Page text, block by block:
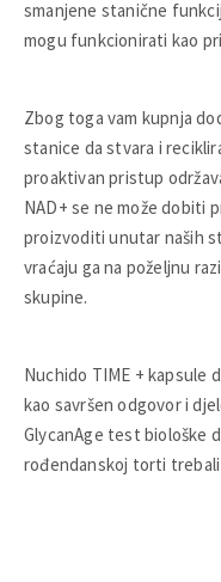
smanjene stanične
mogu funkcionirati kao
Zbog toga vam kupnja
stanice da stvara i
proaktivan pristup
NAD+ se ne može dobiti
proizvoditi unutar naših
vraćaju ga na poželjnu
skupine.
Nuchido TIME + kapsule
kao savršen odgovor i
GlycanAge test biološke
rođendanskoj torti